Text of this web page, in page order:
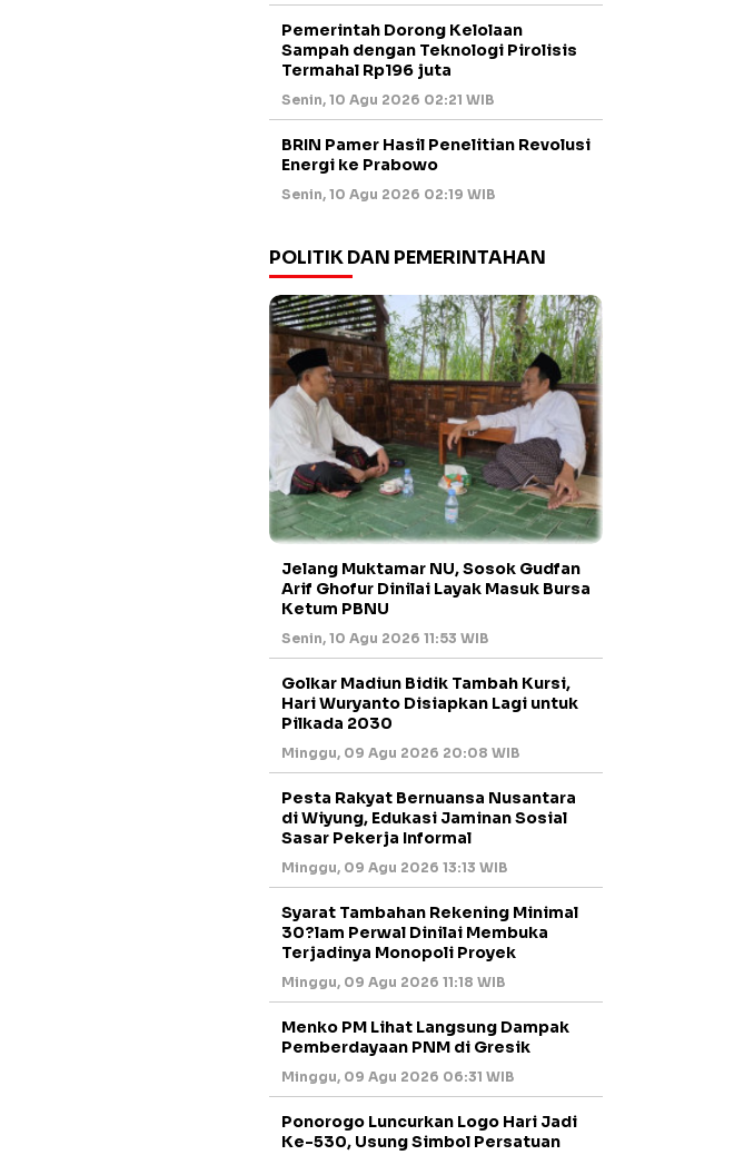
Pemerintah Dorong Kelolaan
Sampah dengan Teknologi Pirolisis
Termahal Rp196 juta
Senin, 10 Agu 2026 02:21 WIB
BRIN Pamer Hasil Penelitian Revolusi
Energi ke Prabowo
Senin, 10 Agu 2026 02:19 WIB
POLITIK DAN PEMERINTAHAN
Jelang Muktamar NU, Sosok Gudfan
Arif Ghofur Dinilai Layak Masuk Bursa
Ketum PBNU
Senin, 10 Agu 2026 11:53 WIB
Golkar Madiun Bidik Tambah Kursi,
Hari Wuryanto Disiapkan Lagi untuk
Pilkada 2030
Minggu, 09 Agu 2026 20:08 WIB
Pesta Rakyat Bernuansa Nusantara
di Wiyung, Edukasi Jaminan Sosial
Sasar Pekerja Informal
Minggu, 09 Agu 2026 13:13 WIB
Syarat Tambahan Rekening Minimal
30?lam Perwal Dinilai Membuka
Terjadinya Monopoli Proyek
Minggu, 09 Agu 2026 11:18 WIB
Menko PM Lihat Langsung Dampak
Pemberdayaan PNM di Gresik
Minggu, 09 Agu 2026 06:31 WIB
Ponorogo Luncurkan Logo Hari Jadi
Ke-530, Usung Simbol Persatuan